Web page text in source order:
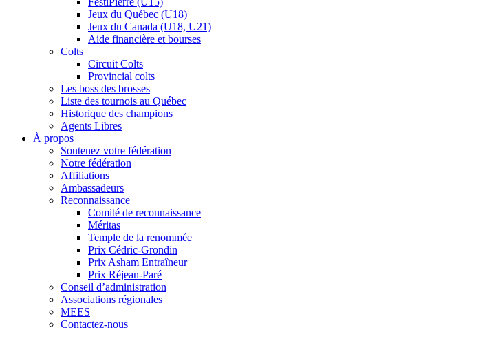
Jeux du Québec (U18)
Jeux du Canada (U18, U21)
Aide financière et bourses
Colts
Circuit Colts
Provincial colts
Les boss des brosses
Liste des tournois au Québec
Historique des champions
Agents Libres
À propos
Soutenez votre fédération
Notre fédération
Affiliations
Ambassadeurs
Reconnaissance
Comité de reconnaissance
Méritas
Temple de la renommée
Prix Cédric-Grondin
Prix Asham Entraîneur
Prix Réjean-Paré
Conseil d’administration
Associations régionales
MEES
Contactez-nous